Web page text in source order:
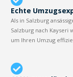
Echte
Als in Salzburg
Salzburg nach
um Ihren Umzug